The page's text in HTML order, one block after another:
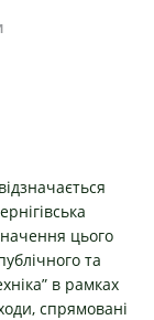
цього
та
в рамках
спрямовані